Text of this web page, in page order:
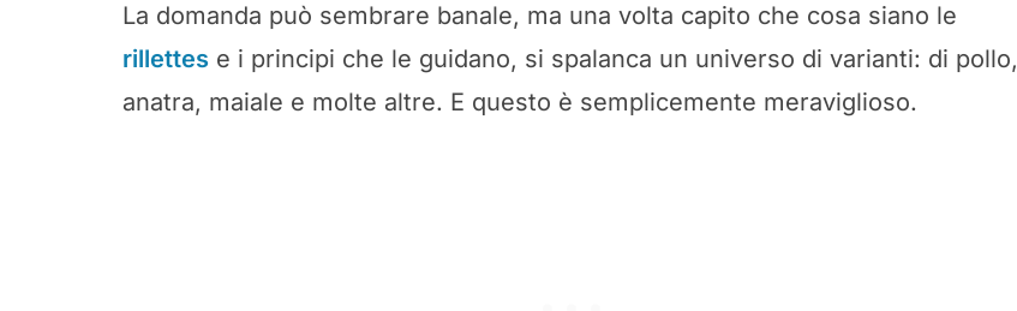
La domanda può sembrare banale, ma una volta capito che cosa siano le
rillettes e i principi che le guidano, si spalanca un universo di varianti: di pollo,
anatra, maiale e molte altre. E questo è semplicemente meraviglioso.